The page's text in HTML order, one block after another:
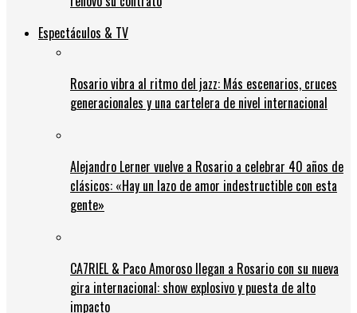
Espectáculos & TV
Rosario vibra al ritmo del jazz: Más escenarios, cruces
generacionales y una cartelera de nivel internacional
Alejandro Lerner vuelve a Rosario a celebrar 40 años de
clásicos: «Hay un lazo de amor indestructible con esta
gente»
CA7RIEL & Paco Amoroso llegan a Rosario con su nueva
gira internacional: show explosivo y puesta de alto
impacto